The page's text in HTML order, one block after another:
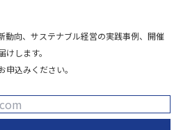
動向、サステナブル経営の実践事例、開催
します。
申込みください。